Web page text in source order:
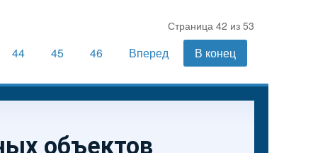
Страница 42 из 53
44 45 46 Вперед В конец